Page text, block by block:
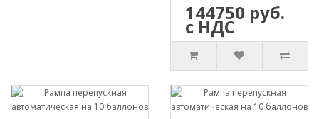
144750 руб.
с НДС